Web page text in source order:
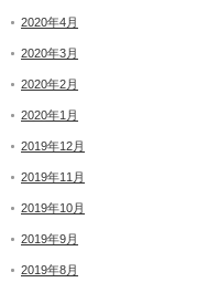
2020年4月
2020年3月
2020年2月
2020年1月
2019年12月
2019年11月
2019年10月
2019年9月
2019年8月